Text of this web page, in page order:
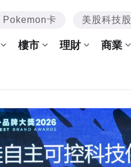
Pokemon卡 美股科技股
樓市 理財 商業